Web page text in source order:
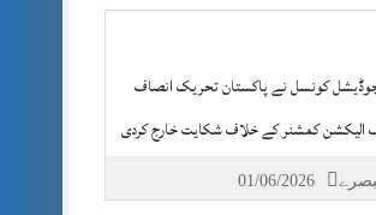
کونسل نے پاکستان تحریک انصاف
کمشنر کے خلاف شکایت خارج کردی
01/06/2026